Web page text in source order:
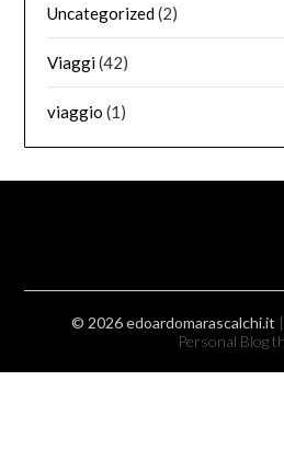
Uncategorized(2)
Viaggi(42)
viaggio (1)
© 2026 edoardomarascalchi.it
Personal Blog